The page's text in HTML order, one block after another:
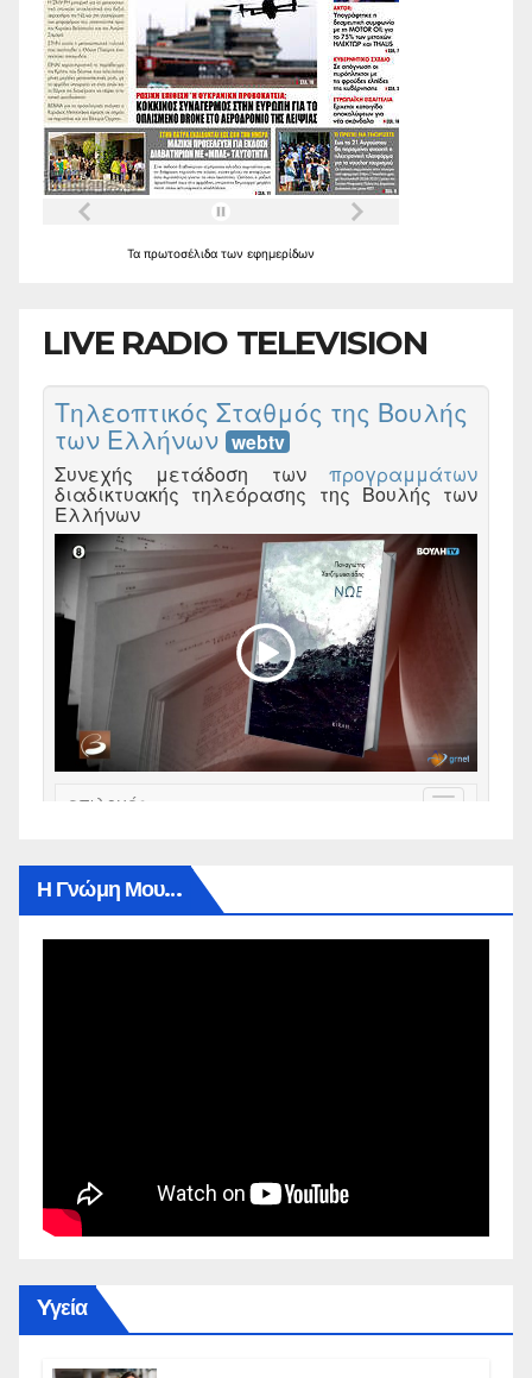
Τα πρωτοσέλιδα των εφημερίδων
LIVE RADIO TELEVISION
Η Γνώμη Μου…
Yγεία